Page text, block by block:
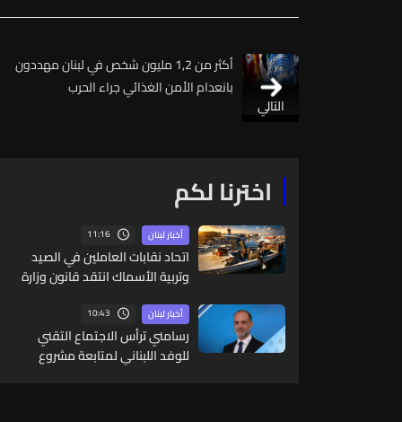
التالي
أكثر من 1,2 مليون شخص في لبنان مهددون
بانعدام الأمن الغذائي جراء الحرب
اخترنا لكم
أخبار لبنان 11:16
اتحاد نقابات العاملين في الصيد
وتربية الأسماك انتقد قانون وزارة
ساحة استثمارات
أخبار لبنان 10:43
رسامني ترأس الاجتماع التقني
للوفد اللبناني لمتابعة مشروع